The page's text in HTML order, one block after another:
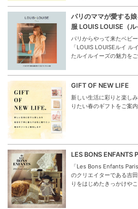
パリのママが愛する
服 LOUIS LOUISE（ル
パリからやって来たベビ
「LOUIS LOUISEルイ ル
たルイルイーズの魅力をご
GIFT OF NEW LIFE
新しい生活に彩りと楽し
りたい春のギフトをご案内
LES BONS
「Les Bons Enfants
のクリエイターである吉
りをはじめたきっかけや